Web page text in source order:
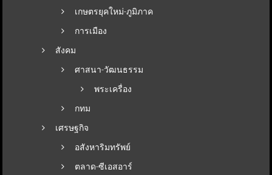
เกษตรยุคใหม่-ภูมิภาค
การเมือง
สังคม
ศาสนา-วัฒนธรรม
พระเครื่อง
กทม
เศรษฐกิจ
อสังหาริมทรัพย์
ตลาด-ซีเอสอาร์